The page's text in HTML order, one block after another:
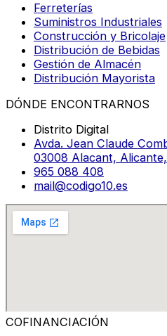
Ferreterías
Suministros Industriales
Construcción y Bricolaje
Distribución de Bebidas
Gestión de Almacén
Distribución Mayorista
DÓNDE ENCONTRARNOS
Distrito Digital
Avda. Jean Claude
03008 Alacant,
965 088 408
mail@codigo10.es
COFINANCIACIÓN